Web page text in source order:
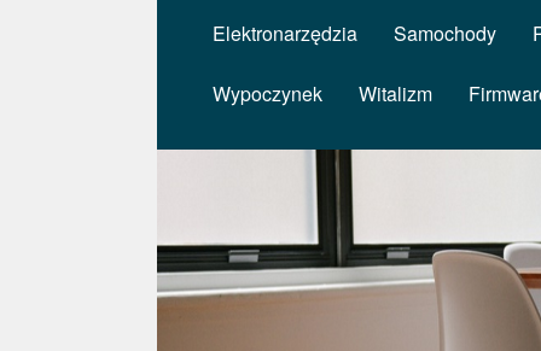
Elektronarzędzia Samochody
Wypoczynek Witalizm